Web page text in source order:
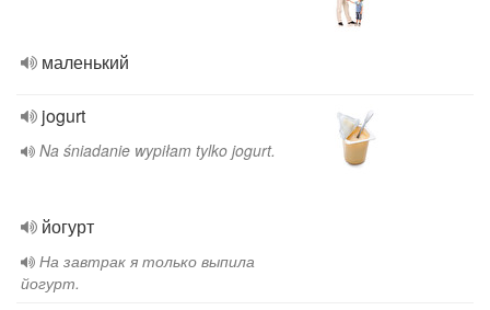
маленький
jogurt
Na śniadanie wypiłam tylko jogurt.
йогурт
На завтрак я только выпила
йогурт.